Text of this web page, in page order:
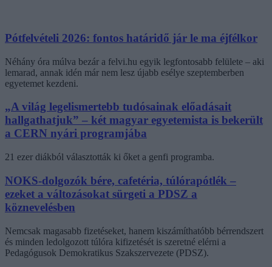
Pótfelvételi 2026: fontos határidő jár le ma éjfélkor
Néhány óra múlva bezár a felvi.hu egyik legfontosabb felülete – aki
lemarad, annak idén már nem lesz újabb esélye szeptemberben
egyetemet kezdeni.
„A világ legelismertebb tudósainak előadásait
hallgathatjuk” – két magyar egyetemista is bekerült
a CERN nyári programjába
21 ezer diákból választották ki őket a genfi programba.
NOKS-dolgozók bére, cafetéria, túlórapótlék –
ezeket a változásokat sürgeti a PDSZ a
köznevelésben
Nemcsak magasabb fizetéseket, hanem kiszámíthatóbb bérrendszert
és minden ledolgozott túlóra kifizetését is szeretné elérni a
Pedagógusok Demokratikus Szakszervezete (PDSZ).